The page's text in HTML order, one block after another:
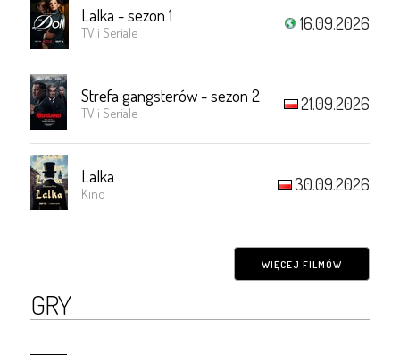
Lalka - sezon 1
TV i Seriale 16.09.2026
Strefa gangsterów - sezon 2
TV i Seriale 21.09.2026
Lalka
Kino 30.09.2026
WIĘCEJ FILMÓW
GRY